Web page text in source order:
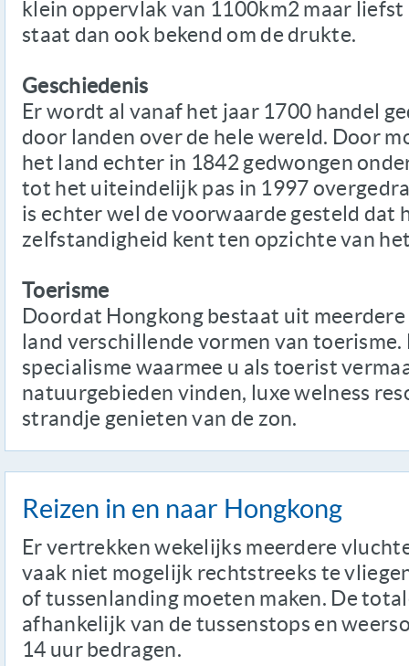
klein oppervlak van 1100km2 maar
staat dan ook bekend om de drukte.
Geschiedenis
Er wordt al vanaf het jaar 1700 handel
door landen over de hele wereld. Door
het land echter in 1842 gedwongen
tot het uiteindelijk pas in 1997
is echter wel de voorwaarde gesteld dat
zelfstandigheid kent ten opzichte van
Toerisme
Doordat Hongkong bestaat uit
land verschillende vormen van toerisme.
specialisme waarmee u als toerist
natuurgebieden vinden, luxe welness
strandje genieten van de zon.
Reizen in en naar Hongkong
Er vertrekken wekelijks meerdere
vaak niet mogelijk rechtstreeks te
of tussenlanding moeten maken. De
afhankelijk van de tussenstops en
14 uur bedragen.